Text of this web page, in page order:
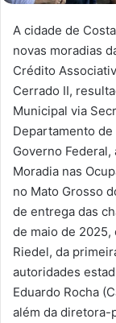
A cidade de
novas moradias
Crédito
Cerrado II,
Municipal via
Departamento de
Governo Federal,
Moradia nas
no Mato Grosso
de entrega das
de maio de 2025,
Riedel, da
autoridades
Eduardo Rocha
além da diretora-